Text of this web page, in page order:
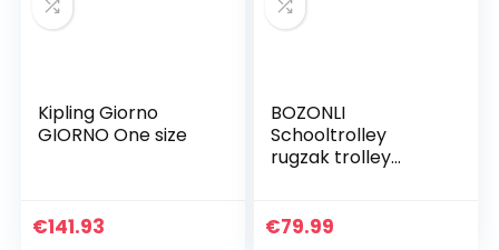
Kipling Giorno
GIORNO One size
€141.93
BOZONLI
Schooltrolley
rugzak trolley
kleuren Rugzak
€79.99